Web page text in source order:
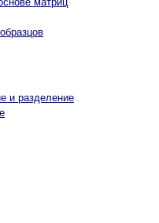
и разделение